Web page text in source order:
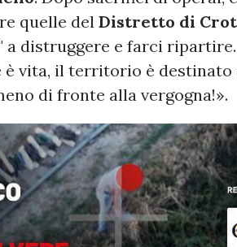
quelle del Distretto di
a distruggere e farci
è vita, il territorio è destinato
di fronte alla vergogna!».